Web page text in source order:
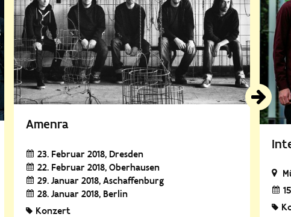
Amenra
23. Februar 2018 Dresden
22. Februar 2018 Oberhausen
29. Januar 2018 Aschaffenburg
28. Januar 2018 Berlin
Konzert